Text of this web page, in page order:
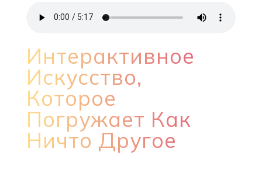
Интерактивное
Искусство,
Которое
Погружает Как
Ничто Другое